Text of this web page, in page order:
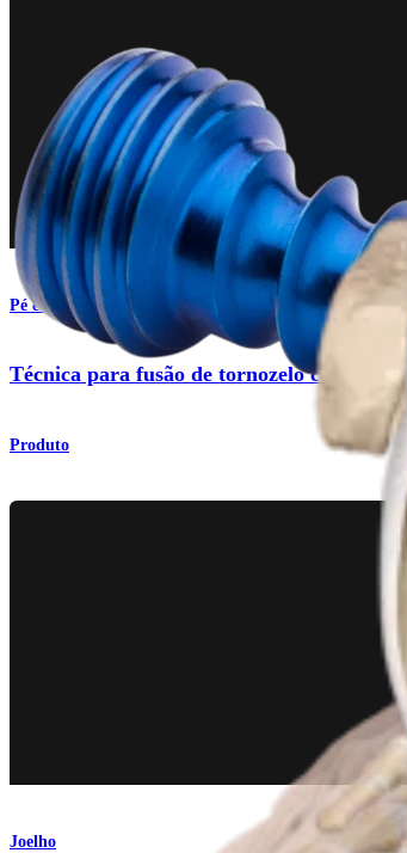
Pé e tornozelo
Técnica para fusão de tornozelo com placas
Produto
Joelho